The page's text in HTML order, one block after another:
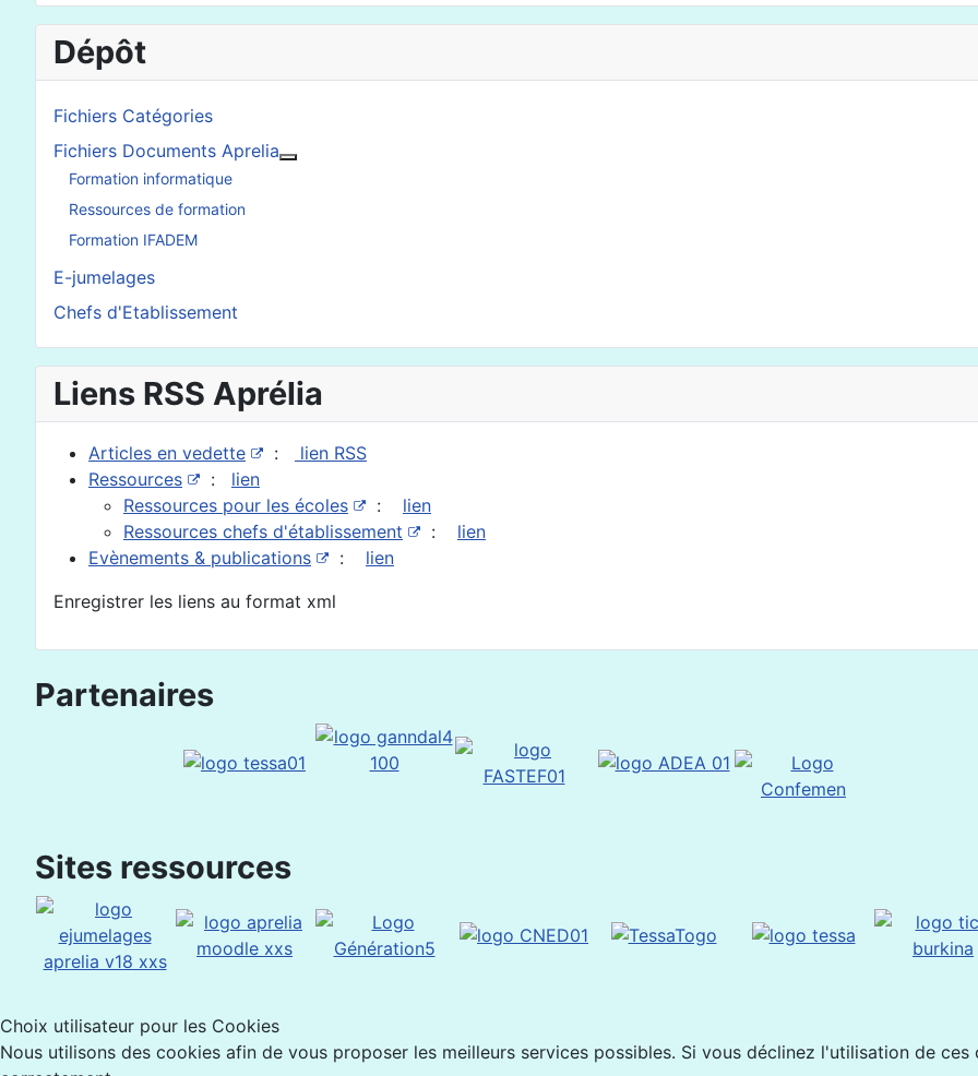
Dépôt
Fichiers Catégories
Fichiers Documents Aprelia
Formation informatique
Ressources de formation
Formation IFADEM
E-jumelages
Chefs d'Etablissement
Liens RSS Aprélia
Articles en vedette :
lien RSS
Ressources
: lien
Ressources pour les écoles
: lien
Ressources chefs d'établissement
: lien
Evènements & publications
: lien
Enregistrer les liens au format xml
Partenaires
Sites ressources
Choix utilisateur pour les Cookies
Nous utilisons des cookies afin de vous proposer les meilleurs services possibles. Si vous déclinez l'utilisation de